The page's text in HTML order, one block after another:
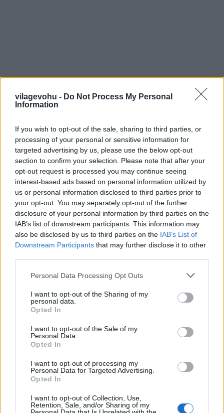
vilagevohu - Do Not Process My Personal
Information
If you wish to opt-out of the sale, sharing to third parties, or
processing of your personal or sensitive information for
targeted advertising by us, please use the below opt-out
section to confirm your selection. Please note that after your
opt-out request is processed you may continue seeing
interest-based ads based on personal information utilized by
us or personal information disclosed to third parties prior to
your opt-out. You may separately opt-out of the further
disclosure of your personal information by third parties on the
IAB’s list of downstream participants. This information may
also be disclosed by us to third parties on the IAB’s List of
Downstream Participants that may further disclose it to other
Please note that this website/app uses one or more Google
not limited to your visit or usage behaviour. You may click to
grant or deny consent to Google and its third-party tags to
use your data for below specified purposes in below Google
consent section.
Personal Data Processing Opt Outs
I want to opt-out of the Sharing of my
personal data.
Opted In
I want to opt-out of the Sale of my
Personal Data.
Opted In
I want to opt-out of processing my
Personal Data for Targeted Advertising.
Opted In
I want to opt-out of Collection, Use,
Retention, Sale, and/or Sharing of my
Ha inkább Facebookon szólnál hozzá a témához
És a várakozáshoz két olvasnivaló:különleges
gasztroprogam, ahol a 16-csillagos tokiói túrámról is
tartok élménybeszámolót, illetve a legutóbbi különleges
gasztroélményem, egy San Francisco-i sztárséf
Salzburgban .
Március elején itt gyűlik össze a HORECA
szakma krémje!
Fagyik, pizzák, torták, kávék, sütemények